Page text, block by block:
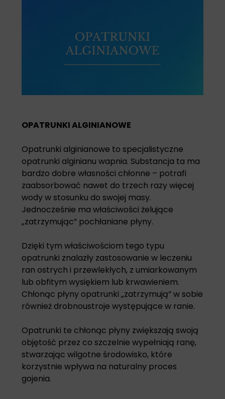
OPATRUNKI ALGINIANOWE
Opatrunki alginianowe to specjalistyczne
opatrunki alginianu wapnia. Substancja ta ma
bardzo dobre własności chłonne – potrafi
zaabsorbować nawet do trzech razy więcej
wody w stosunku do swojej masy.
Jednocześnie ma właściwości żelujące
„zatrzymując” pochłaniane płyny.
Dzięki tym właściwościom tego typu
opatrunki znalazły zastosowanie w leczeniu
ran ostrych i przewlekłych, z umiarkowanym
lub obfitym wysiękiem lub krwawieniem.
Chłonąc płyny opatrunki „zatrzymują” w sobie
również drobnoustroje występujące w ranie.
Opatrunki te chłonąc płyny zwiększają swoją
objętość przez co szczelnie wypełniają ranę,
stwarzając wilgotne środowisko, które
korzystnie wpływa na naturalny proces
gojenia.